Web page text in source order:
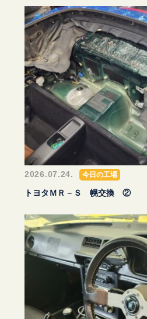
2026.07.24. 今日の工場
トヨタＭＲ－Ｓ 幌交換 ②